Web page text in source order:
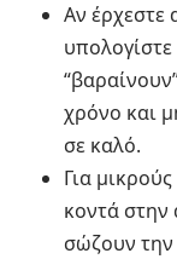
Αν
χρόνο και
σε καλό.
Για
κοντά
σώζουν την